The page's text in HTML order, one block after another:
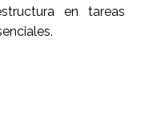
en tareas